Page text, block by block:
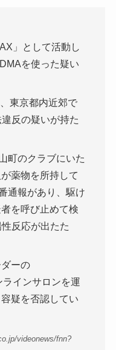
」として活動し
を使った疑い
東京都内近郊で
反の疑いが持た
町のクラブにいた
薬物を所持して
通報があり、駆け
を呼び止めて検
反応が出たた
ーの
ラインサロンを運
疑を否認してい
videonews/fnn?